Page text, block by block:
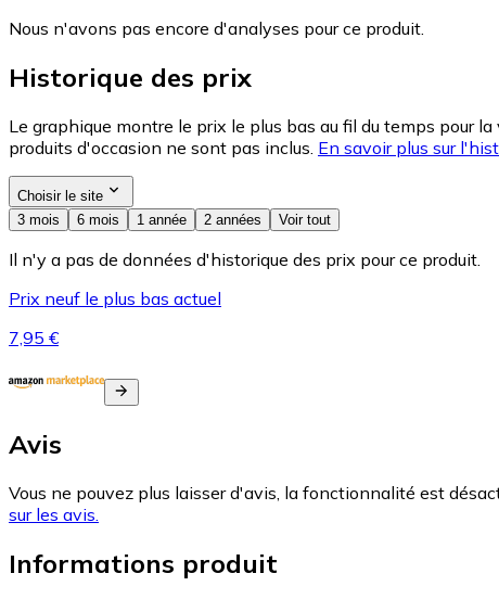
Nous n'avons pas encore d'analyses pour ce produit.
Historique des prix
Le graphique montre le prix le plus bas au fil du temps pour
produits d'occasion ne sont pas inclus. En savoir plus sur
Choisir le site
3 mois
6 mois 1 année 2 années Voir tout
Il n'y a pas de données d'historique des prix pour ce produit.
Prix neuf le plus bas actuel
7,95 €
Avis
Vous ne pouvez plus laisser d'avis, la fonctionnalité est
sur les avis.
Informations produit